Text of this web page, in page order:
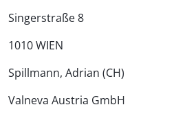
Singerstraße 8
1010 WIEN
Spillmann, Adrian (CH)
Valneva Austria GmbH